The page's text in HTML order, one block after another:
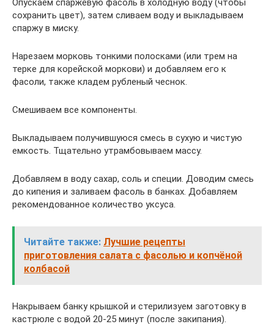
Опускаем спаржевую фасоль в холодную воду (чтобы
сохранить цвет), затем сливаем воду и выкладываем
спаржу в миску.
Нарезаем морковь тонкими полосками (или трем на
терке для корейской моркови) и добавляем его к
фасоли, также кладем рубленый чеснок.
Смешиваем все компоненты.
Выкладываем получившуюся смесь в сухую и чистую
емкость. Тщательно утрамбовываем массу.
Добавляем в воду сахар, соль и специи. Доводим смесь
до кипения и заливаем фасоль в банках. Добавляем
рекомендованное количество уксуса.
Читайте также: Лучшие рецепты
приготовления салата с фасолью и копчёной
колбасой
Накрываем банку крышкой и стерилизуем заготовку в
кастрюле с водой 20-25 минут (после закипания).